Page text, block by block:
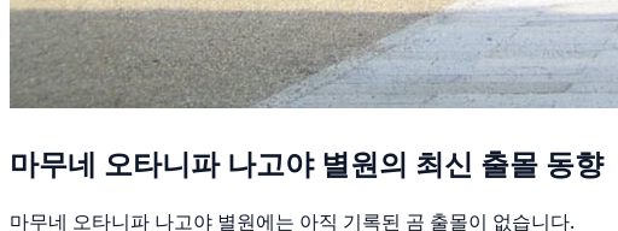
마무네 오타니파 나고야 별원의 최신 출몰 동향
마무네 오타니파 나고야 별원에는 아직 기록된 곰 출몰이 없습니다.